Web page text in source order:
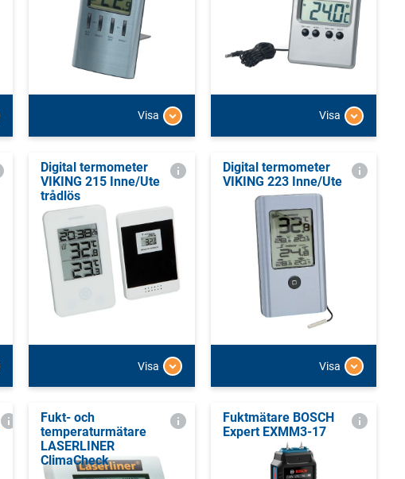
Visa Visa
Digital termometer
VIKING 215 Inne/Ute
trådlös
Visa
Digital termometer
VIKING 223 Inne/Ute
Visa
Fukt- och
temperaturmätare
LASERLINER
ClimaCheck
Fuktmätare BOSCH
Expert EXMM3-17